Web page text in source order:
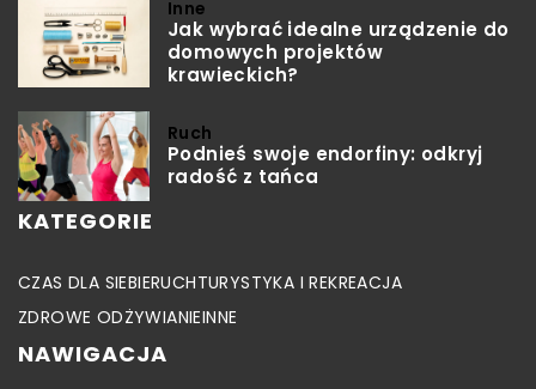
Inne
Jak wybrać idealne urządzenie do
domowych projektów
krawieckich?
Ruch
Podnieś swoje endorfiny: odkryj
radość z tańca
KATEGORIE
CZAS DLA SIEBIERUCHTURYSTYKA I REKREACJA
ZDROWE ODŻYWIANIEINNE
NAWIGACJA